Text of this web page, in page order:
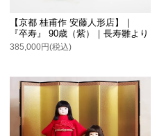
【京都 桂甫作 安藤人形店】｜
『卒寿』 90歳（紫）｜長寿雛より
385,000円(税込)